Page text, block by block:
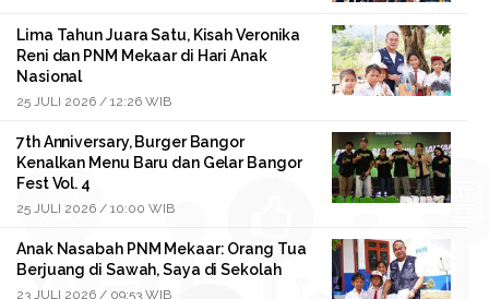
Lima Tahun Juara Satu, Kisah Veronika
Reni dan PNM Mekaar di Hari Anak
Nasional
25 JULI 2026 / 12:26 WIB
7th Anniversary, Burger Bangor
Kenalkan Menu Baru dan Gelar Bangor
Fest Vol. 4
25 JULI 2026 / 10:00 WIB
Anak Nasabah PNM Mekaar: Orang Tua
Berjuang di Sawah, Saya di Sekolah
23 JULI 2026 / 09:53 WIB